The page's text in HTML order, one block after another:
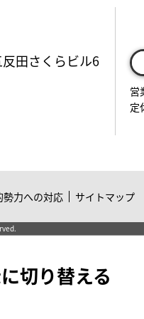
田さくらビル6
営
定
勢力への対応 サイトマップ
切り替える